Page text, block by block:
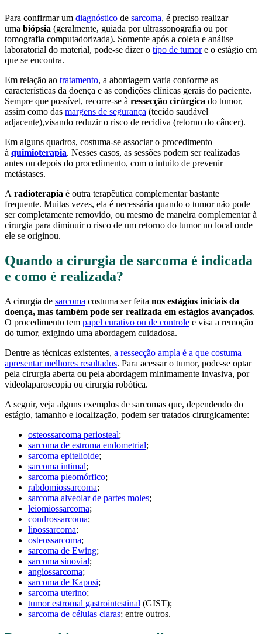
Para confirmar um diagnóstico de sarcoma, é preciso realizar
uma biópsia (geralmente, guiada por ultrassonografia ou por
tomografia computadorizada). Somente após a coleta e análise
laboratorial do material, pode-se dizer o tipo de tumore o estágio em
que se encontra.
Em relação ao tratamento, a abordagem varia conforme as
características da doença e as condições clínicas gerais do paciente.
Sempre que possível, recorre-se à ressecção cirúrgica do tumor,
assim como das margens de segurança (tecido saudável
adjacente),visando reduzir o risco de recidiva (retorno do câncer).
Em alguns quadros, costuma-se associar o procedimento
à quimioterapia. Nesses casos, as sessões podem ser realizadas
antes ou depois do procedimento, com o intuito de prevenir
metástases.
A radioterapia é outra terapêutica complementar bastante
frequente. Muitas vezes, ela é necessária quando o tumor não pode
ser completamente removido, ou mesmo de maneira complementar à
cirurgia para diminuir o risco de um retorno do tumor no local onde
ele se originou.
Quando a cirurgia de sarcoma é indicada
e como é realizada?
A cirurgia de sarcoma costuma ser feita nos estágios iniciais da
doença, mas também pode ser realizada em estágios avançados.
O procedimento tem papel curativo ou de controle e visa a remoção
do tumor, exigindo uma abordagem cuidadosa.
Dentre as técnicas existentes, a ressecção ampla é a que costuma
apresentar melhores resultados. Para acessar o tumor, pode-se optar
pela cirurgia aberta ou pela abordagem minimamente invasiva, por
videolaparoscopia ou cirurgia robótica.
A seguir, veja alguns exemplos de sarcomas que, dependendo do
estágio, tamanho e localização, podem ser tratados cirurgicamente:
osteossarcoma periosteal;
sarcoma de estroma endometrial;
sarcoma epitelioide;
sarcoma intimal;
sarcoma pleomórfico;
rabdomiossarcoma;
sarcoma alveolar de partes moles;
leiomiossarcoma;
condrossarcoma;
lipossarcoma;
osteossarcoma;
sarcoma de Ewing;
sarcoma sinovial;
angiossarcoma;
sarcoma de Kaposi;
sarcoma uterino;
tumor estromal gastrointestinal (GIST);
sarcoma de células claras; entre outros.